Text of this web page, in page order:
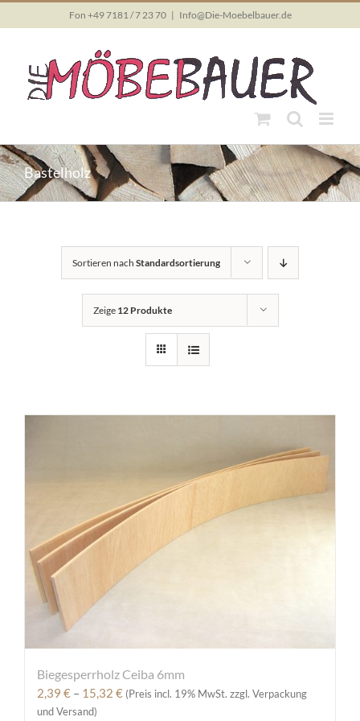
to
Fon +49 7181 / 7 23 70 | Info@Die-Moebelbauer.de
Bastelholz
Sortieren nach Standardsortierung
Zeige 12 Produkte
Biegesperrholz Ceiba 6mm
2,39 € – 15,32 €Preisspanne:
(Preis incl. 19% MwSt. zzgl. Verpackung
und Versand)